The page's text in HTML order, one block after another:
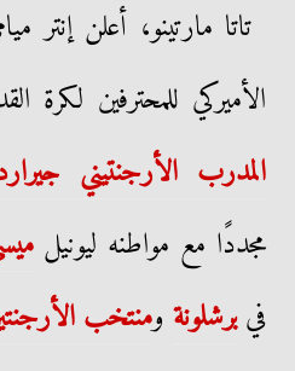
تاتا مارتينو، أعلن إنتر
الأميركي للمحترفين لكرة
المدرب الأرجنتيني
مجددًا مع مواطنه ليونيل
فيبرشلونة ومنتخب